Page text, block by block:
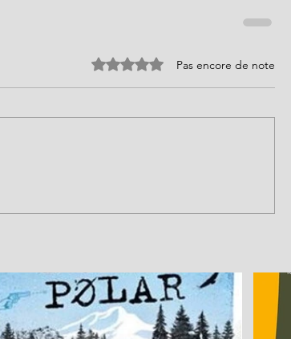
Noté 0 étoile sur 5.Pas encore de note